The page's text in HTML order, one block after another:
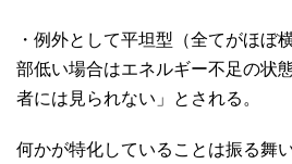
・例外として平坦型（全てがほぼ
部低い場合はエネルギー不足の状
者には見られない」とされる。
何かが特化していることは振る舞